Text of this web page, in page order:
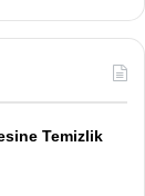
Temizlik